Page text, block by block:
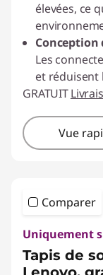
élevées, ce
Conception
Les
et réduisent
GRATUIT
Vue
Comparer
Uniquement
Tapis de